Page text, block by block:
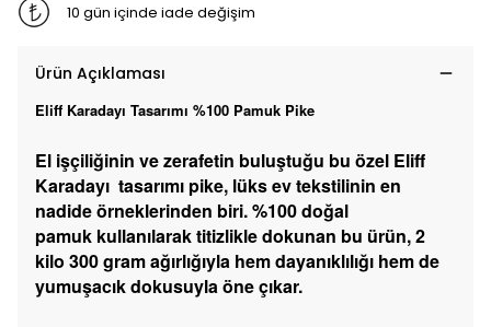
10 gün içinde iade değişim
Ürün Açıklaması
Eliff Karadayı Tasarımı %100 Pamuk Pike
El işçiliğinin ve zerafetin buluştuğu bu özel Eliff
Karadayı tasarımı pike, lüks ev tekstilinin en
nadide örneklerinden biri. %100 doğal
pamuk kullanılarak titizlikle dokunan bu ürün, 2
kilo 300 gram ağırlığıyla hem dayanıklılığı hem de
yumuşacık dokusuyla öne çıkar.